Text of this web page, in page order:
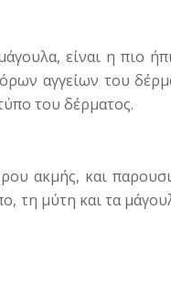
είναι η πιο
αγγείων του
του δέρματος.
ακμής, και
τη μύτη και τα